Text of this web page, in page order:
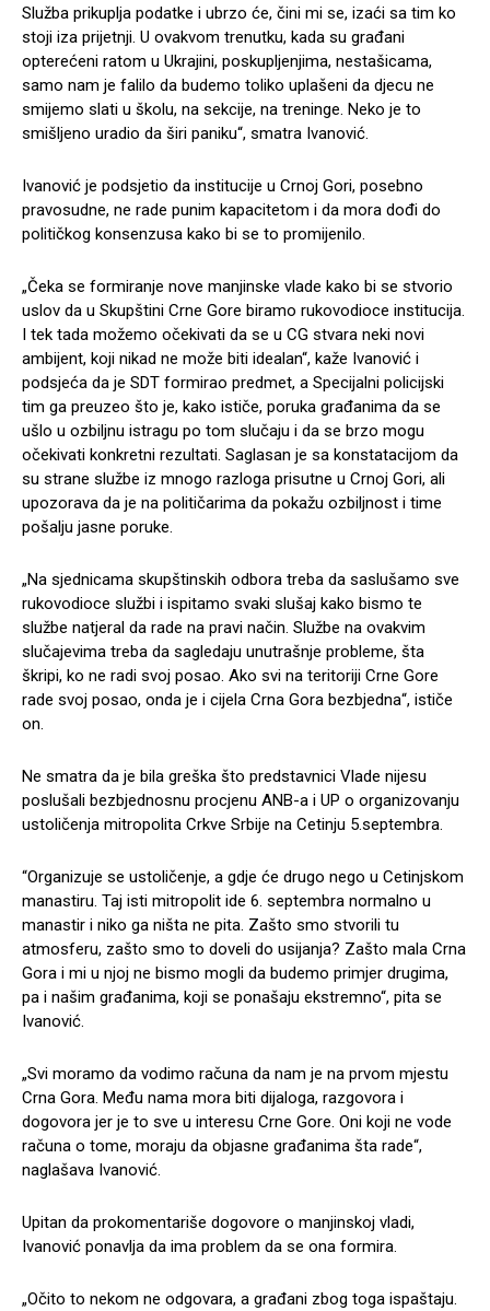
Služba prikuplja podatke i ubrzo će, čini mi se, izaći sa tim ko
stoji iza prijetnji. U ovakvom trenutku, kada su građani
opterećeni ratom u Ukrajini, poskupljenjima, nestašicama,
samo nam je falilo da budemo toliko uplašeni da djecu ne
smijemo slati u školu, na sekcije, na treninge. Neko je to
smišljeno uradio da širi paniku“, smatra Ivanović.
Ivanović je podsjetio da institucije u Crnoj Gori, posebno
pravosudne, ne rade punim kapacitetom i da mora dođi do
političkog konsenzusa kako bi se to promijenilo.
„Čeka se formiranje nove manjinske vlade kako bi se stvorio
uslov da u Skupštini Crne Gore biramo rukovodioce institucija.
I tek tada možemo očekivati da se u CG stvara neki novi
ambijent, koji nikad ne može biti idealan“, kaže Ivanović i
podsjeća da je SDT formirao predmet, a Specijalni policijski
tim ga preuzeo što je, kako ističe, poruka građanima da se
ušlo u ozbiljnu istragu po tom slučaju i da se brzo mogu
očekivati konkretni rezultati. Saglasan je sa konstatacijom da
su strane službe iz mnogo razloga prisutne u Crnoj Gori, ali
upozorava da je na političarima da pokažu ozbiljnost i time
pošalju jasne poruke.
„Na sjednicama skupštinskih odbora treba da saslušamo sve
rukovodioce službi i ispitamo svaki slušaj kako bismo te
službe natjeral da rade na pravi način. Službe na ovakvim
slučajevima treba da sagledaju unutrašnje probleme, šta
škripi, ko ne radi svoj posao. Ako svi na teritoriji Crne Gore
rade svoj posao, onda je i cijela Crna Gora bezbjedna“, ističe
on.
Ne smatra da je bila greška što predstavnici Vlade nijesu
poslušali bezbjednosnu procjenu ANB-a i UP o organizovanju
ustoličenja mitropolita Crkve Srbije na Cetinju 5.septembra.
“Organizuje se ustoličenje, a gdje će drugo nego u Cetinjskom
manastiru. Taj isti mitropolit ide 6. septembra normalno u
manastir i niko ga ništa ne pita. Zašto smo stvorili tu
atmosferu, zašto smo to doveli do usijanja? Zašto mala Crna
Gora i mi u njoj ne bismo mogli da budemo primjer drugima,
pa i našim građanima, koji se ponašaju ekstremno“, pita se
Ivanović.
„Svi moramo da vodimo računa da nam je na prvom mjestu
Crna Gora. Među nama mora biti dijaloga, razgovora i
dogovora jer je to sve u interesu Crne Gore. Oni koji ne vode
računa o tome, moraju da objasne građanima šta rade“,
naglašava Ivanović.
Upitan da prokomentariše dogovore o manjinskoj vladi,
Ivanović ponavlja da ima problem da se ona formira.
„Očito to nekom ne odgovara, a građani zbog toga ispaštaju.